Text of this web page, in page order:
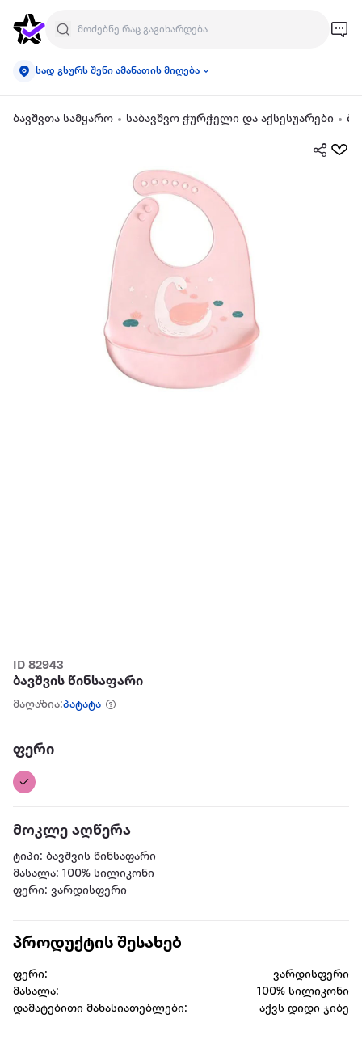
სად გსურს შენი ამანათის მიღება
ბავშვთა სამყარო საბავშვო ჭურჭელი და აქსესუარები
ID 82943
ბავშვის წინსაფარი
მაღაზია:პატატა
ფერი
მოკლე აღწერა
ტიპი: ბავშვის წინსაფარი
მასალა: 100% სილიკონი
ფერი: ვარდისფერი
პროდუქტის შესახებ
ფერი:
ვარდისფერი
მასალა:
100% სილიკონი
დამატებითი მახასიათებლები:
აქვს დიდი ჯიბე